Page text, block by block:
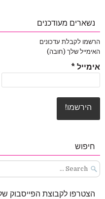
נשארים מעודכנים
הרשמו לקבלת עדכונים
האימייל שלך (חובה)
אימייל *
חיפוש
Search
for:
הצטרפו לקבוצת הפייסבוק